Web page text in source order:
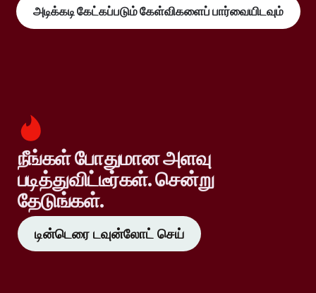
அடிக்கடி கேட்கப்படும் கேள்விகளைப் பார்வையிடவும்
நீங்கள் போதுமான அளவு
படித்துவிட்டீர்கள். சென்று
தேடுங்கள்.
டின்டெரை டவுன்லோட் செய்